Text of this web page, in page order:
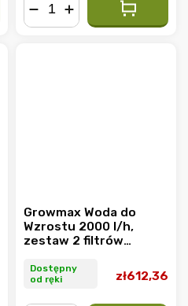
Growmax Woda do
Wzrostu 2000 l/h,
zestaw 2 filtrów
Dostępny
od ręki
zł612,36